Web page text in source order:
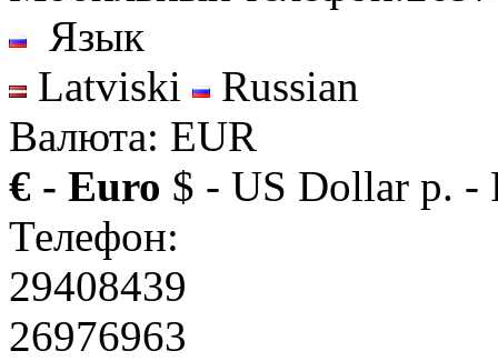
Язык
Latviski
Russian
Валюта: EUR
€ - Euro $ - US Dollar р. -
Телефон:
29408439
26976963